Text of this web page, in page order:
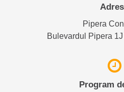
Pipera
Bulevardul Pipera
Program